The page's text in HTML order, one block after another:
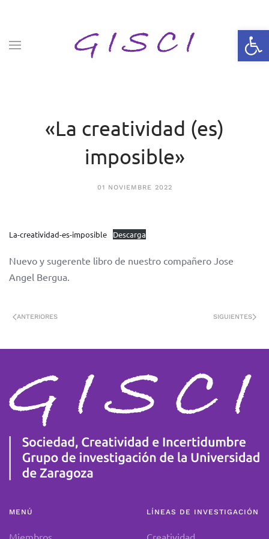
Abrir
«La creatividad (es)
imposible»
01 NOVIEMBRE 2022
La-creatividad-es-imposible Descarga
Nuevo y sugerente libro de nuestro compañero Jose
Angel Bergua.
ANTERIORES SIGUIENTES
MENÚ LÍNEAS DE INVESTIGACIÓN